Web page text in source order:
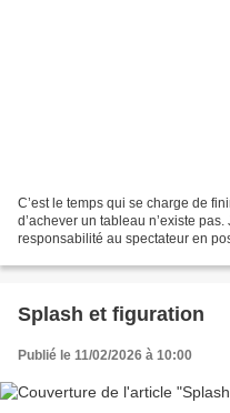
C’est le temps qui se charge de
d’achever un tableau n’existe
responsabilité au spectateur en
………………………… Suite du...
Splash et figuration
Publié le 11/02/2026 à 10:00